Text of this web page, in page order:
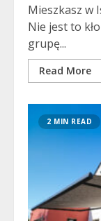
Mieszkasz w
Nie jest to
grupę...
Read More
2 MIN READ